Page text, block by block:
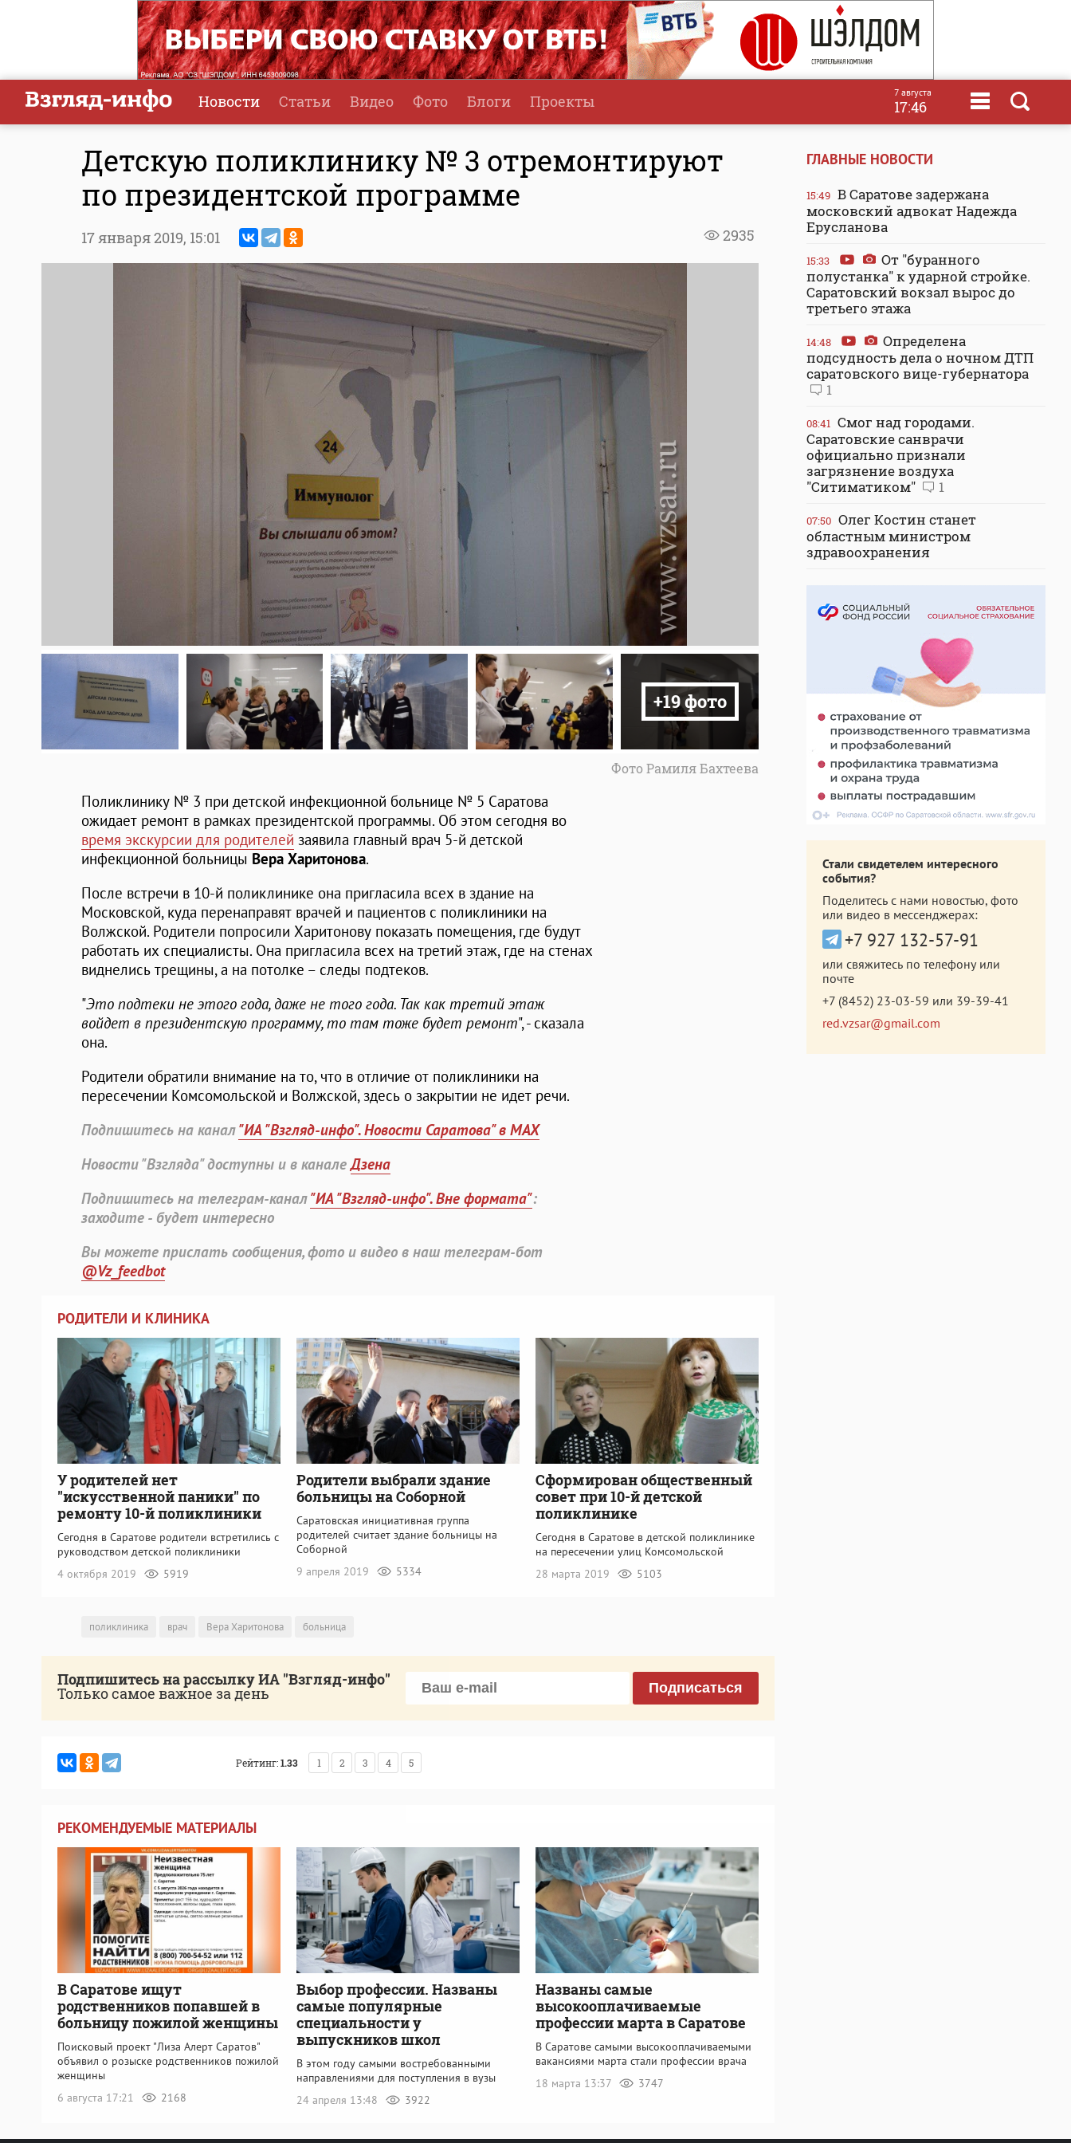
Новости Статьи Видео Фото Блоги Проекты 7 августа
17:46
Детскую поликлинику № 3 отремонтируют
по президентской программе
2935
17 января 2019, 15:01
+19 фото
Фото Рамиля Бахтеева
Поликлинику № 3 при детской инфекционной больнице № 5 Саратова
ожидает ремонт в рамках президентской программы. Об этом сегодня во
время экскурсии для родителей заявила главный врач 5-й детской
инфекционной больницы Вера Харитонова.
После встречи в 10-й поликлинике она пригласила всех в здание на
Московской, куда перенаправят врачей и пациентов с поликлиники на
Волжской. Родители попросили Харитонову показать помещения, где будут
работать их специалисты. Она пригласила всех на третий этаж, где на стенах
виднелись трещины, а на потолке – следы подтеков.
"Это подтеки не этого года, даже не того года. Так как третий этаж
войдет в президентскую программу, то там тоже будет ремонт", - сказала
она.
Родители обратили внимание на то, что в отличие от поликлиники на
пересечении Комсомольской и Волжской, здесь о закрытии не идет речи.
Подпишитесь на канал"ИА "Взгляд-инфо". Новости Саратова" в MAX
Новости "Взгляда" доступны и в каналеДзена
Подпишитесь на телеграм-канал"ИА "Взгляд-инфо". Вне формата":
заходите - будет интересно
Вы можете прислать сообщения, фото и видео в наш телеграм-бот
@Vz_feedbot
РОДИТЕЛИ И КЛИНИКА
У родителей нет
"искусственной паники" по
ремонту 10-й поликлиники
Сегодня в Саратове родители встретились с
руководством детской поликлиники
4 октября 2019
5919
Родители выбрали здание
больницы на Соборной
Саратовская инициативная группа
родителей считает здание больницы на
Соборной
9 апреля 2019
5334
Сформирован общественный
совет при 10-й детской
поликлинике
Сегодня в Саратове в детской поликлинике
на пересечении улиц Комсомольской
28 марта 2019
5103
поликлиника врач Вера Харитонова больница
Подпишитесь на рассылку ИА "Взгляд-инфо"
Только самое важное за день Подписаться
Рейтинг:1.33 1 2 3 4 5
РЕКОМЕНДУЕМЫЕ МАТЕРИАЛЫ
В Саратове ищут
родственников попавшей в
больницу пожилой женщины
Поисковый проект "Лиза Алерт Саратов"
объявил о розыске родственников пожилой
женщины
6 августа 17:21
2168
Выбор профессии. Названы
самые популярные
специальности у
выпускников школ
В этом году самыми востребованными
направлениями для поступления в вузы
24 апреля 13:48
3922
Названы самые
высокооплачиваемые
профессии марта в Саратове
В Саратове самыми высокооплачиваемыми
вакансиями марта стали профессии врача
18 марта 13:37
3747
ГЛАВНЫЕ НОВОСТИ
15:49 В Саратове задержана
московский адвокат Надежда
Ерусланова
15:33
От "буранного
полустанка" к ударной стройке.
Саратовский вокзал вырос до
третьего этажа
14:48
Определена
подсудность дела о ночном ДТП
саратовского вице-губернатора
1
08:41 Смог над городами.
Саратовские санврачи
официально признали
загрязнение воздуха
"Ситиматиком"
1
07:50 Олег Костин станет
областным министром
здравоохранения
Стали свидетелем интересного
события?
Поделитесь с нами новостью, фото
или видео в мессенджерах:
+7 927 132-57-91
или свяжитесь по телефону или
почте
+7 (8452) 23-03-59 или 39-39-41
red.vzsar@gmail.com